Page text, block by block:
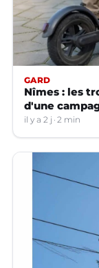
GARD
Nîmes : les
d'une
il y a 2 j 2 min